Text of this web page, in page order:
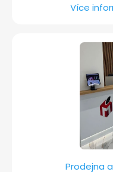
Více
Prodejna